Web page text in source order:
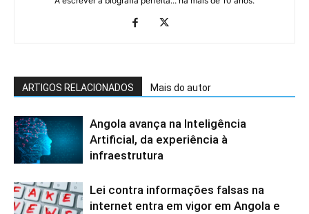
ARTIGOS RELACIONADOS Mais do autor
Angola avança na Inteligência
Artificial, da experiência à
infraestrutura
Lei contra informações falsas na
internet entra em vigor em Angola e